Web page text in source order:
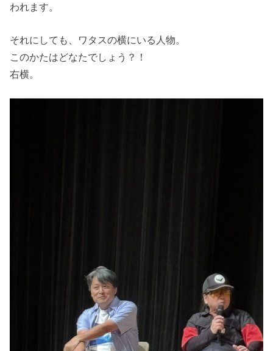
われます。
それにしても、ワタスの横にいる人物。
このかたはどなたでしょう？！
右横。